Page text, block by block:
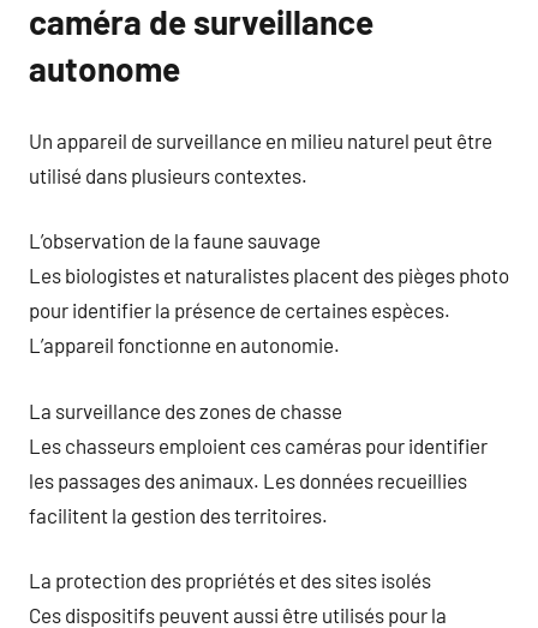
caméra de surveillance
autonome
Un appareil de surveillance en milieu naturel peut être
utilisé dans plusieurs contextes.
L’observation de la faune sauvage
Les biologistes et naturalistes placent des pièges photo
pour identifier la présence de certaines espèces.
L’appareil fonctionne en autonomie.
La surveillance des zones de chasse
Les chasseurs emploient ces caméras pour identifier
les passages des animaux. Les données recueillies
facilitent la gestion des territoires.
La protection des propriétés et des sites isolés
Ces dispositifs peuvent aussi être utilisés pour la